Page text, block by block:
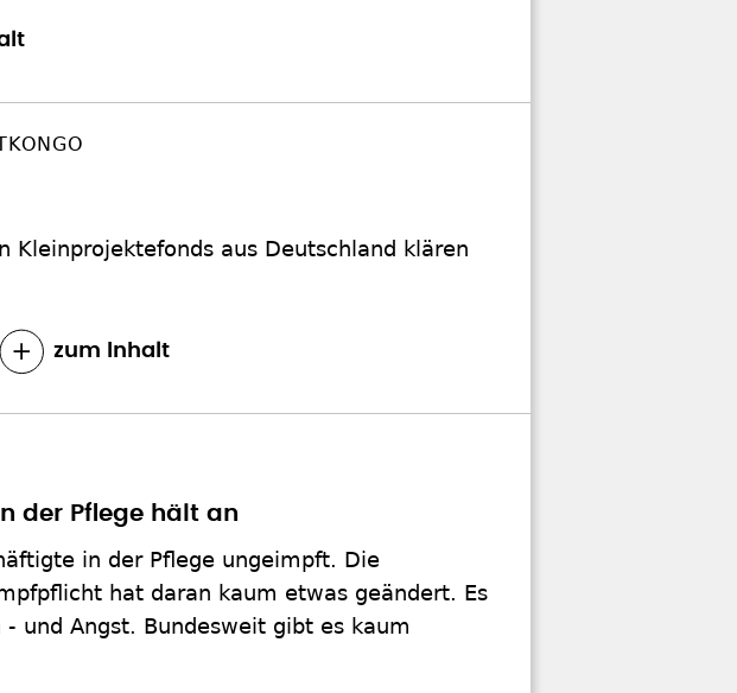
Kleinprojektefonds aus Deutschland klären
zum Inhalt
der Pflege hält an
in der Pflege ungeimpft. Die
hat daran kaum etwas geändert. Es
und Angst. Bundesweit gibt es kaum